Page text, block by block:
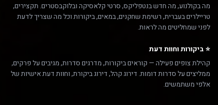
מה בקולנוע, מה חדש בנטפליקס, סרטי קלאסיקה ובלוקבסטרים. תקצירים,
טריילרים בעברית, רשימת שחקנים, במאים, ביקורות וכל מה שצריך לדעת
לפני שמחליטים מה לראות.
⭐ ביקורות וחוות דעת
קהילת צופים פעילה — קוראים ביקורות, מדרגים סדרות, מגיבים על פרקים,
ממליצים על סדרות דומות. דירוג קהל, דירוג ביקורת, וחוות דעת אישיות של
אלפי משתמשים.